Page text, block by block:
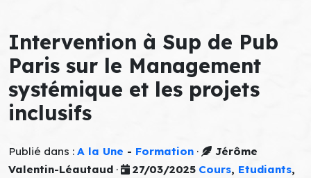
Intervention à Sup de Pub
Paris sur le Management
systémique et les projets
inclusifs
Publié dans : A la Une - Formation ·
Jérôme
Valentin-Léautaud · 27/03/2025 Cours, Etudiants,